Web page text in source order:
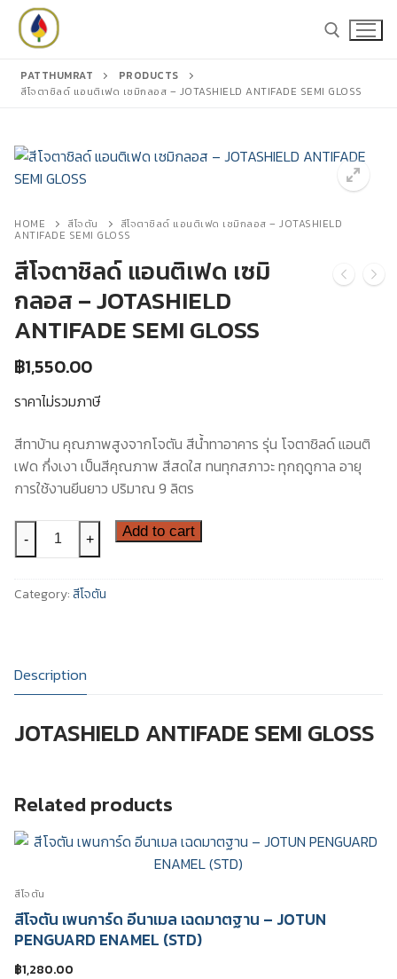
Skip
content
Search
for:
หน้าหลัก
สินค้า
สีทีโอเอ
PATTHUMRAT
PRODUCTS
สีโจตาชิลด์ แอนติเฟด เซมิกลอส – JOTASHIELD ANTIFADE SEMI GLOSS
HOME สีโจตัน สีโจตาชิลด์ แอนติเฟด เซมิกลอส – JOTASHIELD
ANTIFADE SEMI GLOSS
สีโจตาชิลด์ แอนติเฟด เซมิ
กลอส – JOTASHIELD
ANTIFADE SEMI GLOSS
฿1,550.00
ราคาไม่รวมภาษี
สีทาบ้าน คุณภาพสูงจากโจตัน สีน้ำทาอาคาร รุ่น โจตาชิลด์ แอนติ
เฟด กึ่งเงา เป็นสีคุณภาพ สีสดใส ทนทุกสภาวะ ทุกฤดูกาล อายุ
การใช้งานยีนยาว ปริมาณ 9 ลิตร
สี
โจ
ชิ
เฟด
มิ
JOTASHIELD
ANTIFADE
SEMI
quantity
- + Add to cart
Category:สีโจตัน
Description
JOTASHIELD ANTIFADE SEMI GLOSS
Related products
สีโจตัน
สีโจตัน เพนการ์ด อีนาเมล เฉดมาตฐาน – JOTUN
PENGUARD ENAMEL (STD)
฿1,280.00